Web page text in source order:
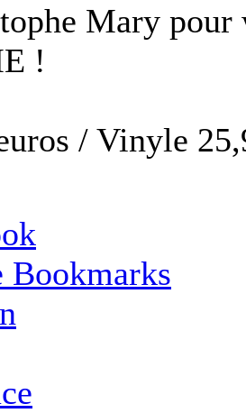
Mary
!
/ Vinyle